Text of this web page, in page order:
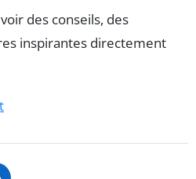
des conseils, des
inspirantes directement